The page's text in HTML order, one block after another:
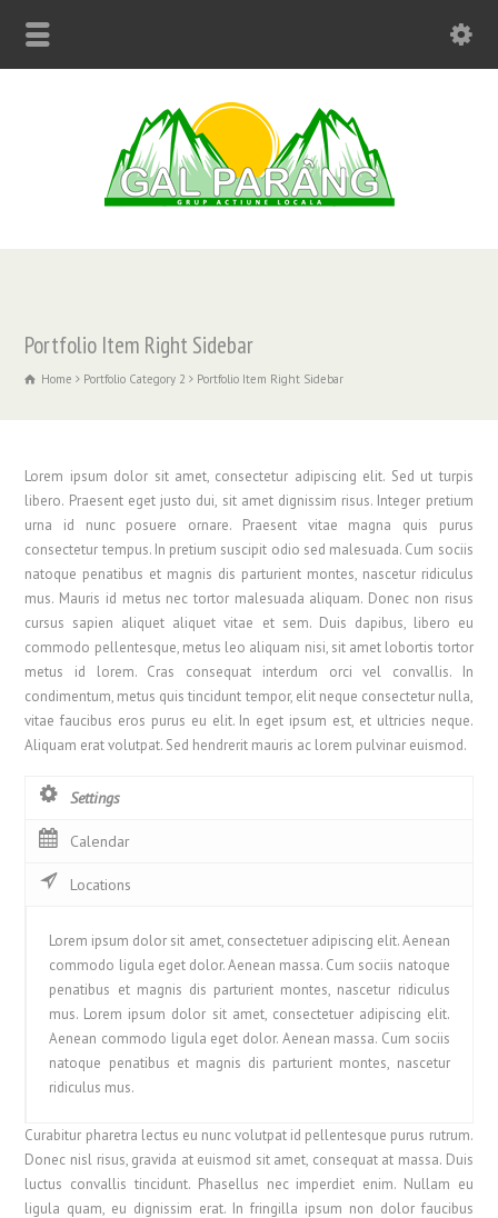
Portfolio Item Right Sidebar
Home Portfolio Category 2 Portfolio Item Right Sidebar
Lorem ipsum dolor sit amet, consectetur adipiscing elit. Sed ut turpis
libero. Praesent eget justo dui, sit amet dignissim risus. Integer pretium
urna id nunc posuere ornare. Praesent vitae magna quis purus
consectetur tempus. In pretium suscipit odio sed malesuada. Cum sociis
natoque penatibus et magnis dis parturient montes, nascetur ridiculus
mus. Mauris id metus nec tortor malesuada aliquam. Donec non risus
cursus sapien aliquet aliquet vitae et sem. Duis dapibus, libero eu
commodo pellentesque, metus leo aliquam nisi, sit amet lobortis tortor
metus id lorem. Cras consequat interdum orci vel convallis. In
condimentum, metus quis tincidunt tempor, elit neque consectetur nulla,
vitae faucibus eros purus eu elit. In eget ipsum est, et ultricies neque.
Aliquam erat volutpat. Sed hendrerit mauris ac lorem pulvinar euismod.
Settings
Calendar
Locations
Lorem ipsum dolor sit amet, consectetuer adipiscing elit. Aenean
commodo ligula eget dolor. Aenean massa. Cum sociis natoque
penatibus et magnis dis parturient montes, nascetur ridiculus
mus. Lorem ipsum dolor sit amet, consectetuer adipiscing elit.
Aenean commodo ligula eget dolor. Aenean massa. Cum sociis
natoque penatibus et magnis dis parturient montes, nascetur
ridiculus mus.
Curabitur pharetra lectus eu nunc volutpat id pellentesque purus rutrum.
Donec nisl risus, gravida at euismod sit amet, consequat at massa. Duis
luctus convallis tincidunt. Phasellus nec imperdiet enim. Nullam eu
ligula quam, eu dignissim erat. In fringilla ipsum non dolor faucibus